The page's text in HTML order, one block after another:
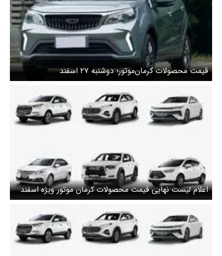
قیمت محصولات کرمان‌موتور؛ دوشنبه ۲۷ اسفند
اعلام لیست نهایی قیمت محصولات کرمان موتور ویژه اسفند
۱۴۰۳